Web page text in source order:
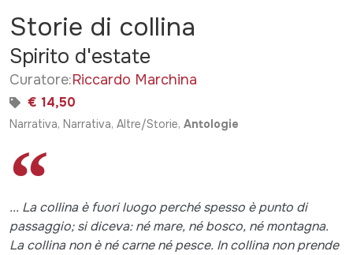
Storie di collina
Spirito d'estate
Curatore:Riccardo Marchina
€ 14,50
Narrativa, Narrativa, Altre/Storie, Antologie
... La collina è fuori luogo perché spesso è punto di
passaggio; si diceva: né mare, né bosco, né montagna.
La collina non è né carne né pesce. In collina non prende